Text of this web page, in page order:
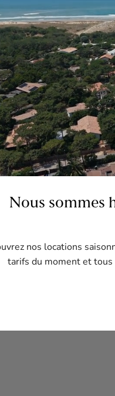
Nous sommes
nos locations
tarifs du moment et tous
Vue :